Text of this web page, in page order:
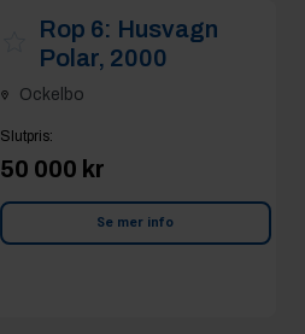
Rop 6: Husvagn
Polar, 2000
Ockelbo
Slutpris:
50 000 kr
Se mer info